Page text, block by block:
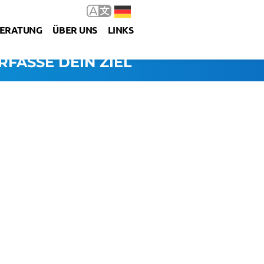
ÜBER UNS LINKS
DEIN ZIEL